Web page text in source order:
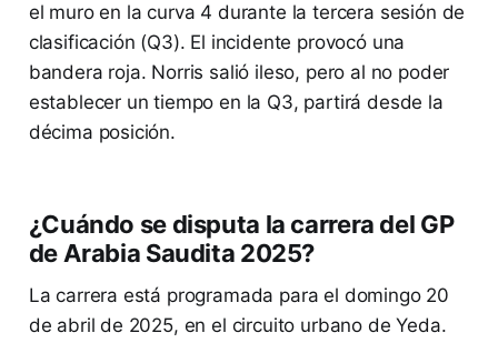
el muro en la curva 4 durante la tercera sesión de
clasificación (Q3). El incidente provocó una
bandera roja. Norris salió ileso, pero al no poder
establecer un tiempo en la Q3, partirá desde la
décima posición.
¿Cuándo se disputa la carrera del GP
de Arabia Saudita 2025?
La carrera está programada para el domingo 20
de abril de 2025, en el circuito urbano de Yeda.